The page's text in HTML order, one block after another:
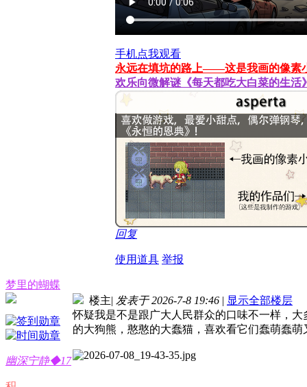
手机点我观看
永远在填坑的路上——这是我画的像素
欢乐向微解谜《每天都吃大白菜的生活
回复
使用道具 举报
梦里的蝴蝶
幽深宁静◆17
楼主| 发表于 2026-7-8 19:46 | 显示全部楼层
怀疑我是不是跟广大人民群众的口味不一样，
的大狗熊，憨憨的大蠢猫，喜欢看它们蠢萌蠢